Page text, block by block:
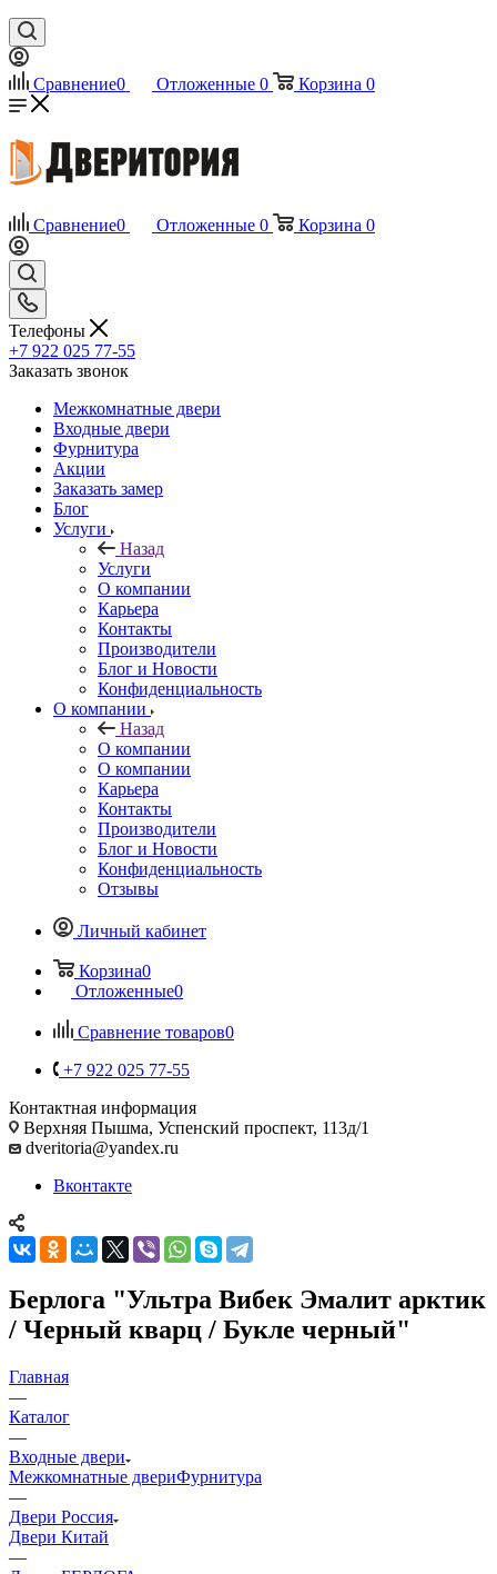
Сравнение0 Отложенные 0 Корзина 0
Сравнение0 Отложенные 0 Корзина 0
Телефоны
+7 922 025 77-55
Заказать звонок
Межкомнатные двери
Входные двери
Фурнитура
Акции
Заказать замер
Блог
Услуги
Назад
Услуги
О компании
Карьера
Контакты
Производители
Блог и Новости
Конфиденциальность
О компании
Назад
О компании
О компании
Карьера
Контакты
Производители
Блог и Новости
Конфиденциальность
Отзывы
Личный кабинет
Корзина0
Отложенные0
Сравнение товаров0
+7 922 025 77-55
Контактная информация
Верхняя Пышма, Успенский проспект, 113д/1
dveritoria@yandex.ru
Вконтакте
Берлога "Ультра Вибек Эмалит арктик
/ Черный кварц / Букле черный"
Главная
—
Каталог
—
Входные двери
Межкомнатные двериФурнитура
—
Двери Россия
Двери Китай
—